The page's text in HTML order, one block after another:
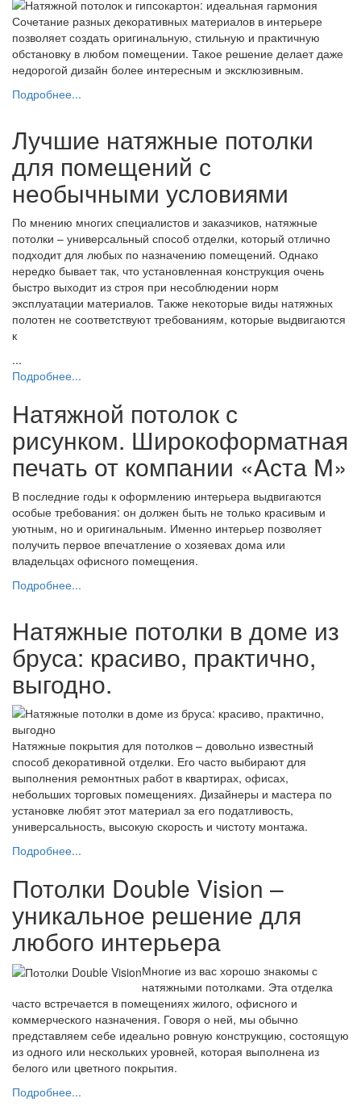
Сочетание разных декоративных материалов в интерьере
позволяет создать оригинальную, стильную и практичную
обстановку в любом помещении. Такое решение делает даже
недорогой дизайн более интересным и эксклюзивным.
Подробнее...
Лучшие натяжные потолки
для помещений с
необычными условиями
По мнению многих специалистов и заказчиков, натяжные
потолки – универсальный способ отделки, который отлично
подходит для любых по назначению помещений. Однако
нередко бывает так, что установленная конструкция очень
быстро выходит из строя при несоблюдении норм
эксплуатации материалов. Также некоторые виды натяжных
полотен не соответствуют требованиям, которые выдвигаются
к
...
Подробнее...
Натяжной потолок с
рисунком. Широкоформатная
печать от компании «Аста М»
В последние годы к оформлению интерьера выдвигаются
особые требования: он должен быть не только красивым и
уютным, но и оригинальным. Именно интерьер позволяет
получить первое впечатление о хозяевах дома или
владельцах офисного помещения.
Подробнее...
Натяжные потолки в доме из
бруса: красиво, практично,
выгодно.
Натяжные покрытия для потолков – довольно известный
способ декоративной отделки. Его часто выбирают для
выполнения ремонтных работ в квартирах, офисах,
небольших торговых помещениях. Дизайнеры и мастера по
установке любят этот материал за его податливость,
универсальность, высокую скорость и чистоту монтажа.
Подробнее...
Потолки Double Vision –
уникальное решение для
любого интерьера
Многие из вас хорошо знакомы с
натяжными потолками. Эта отделка
часто встречается в помещениях жилого, офисного и
коммерческого назначения. Говоря о ней, мы обычно
представляем себе идеально ровную конструкцию, состоящую
из одного или нескольких уровней, которая выполнена из
белого или цветного покрытия.
Подробнее...